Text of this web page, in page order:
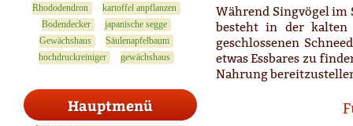
Rhododendron
kartoffel anpflanzen
Bodendecker
japanische segge
Gewächshaus
Säulenapfelbaum
hochdruckreiniger
gewächshaus
Hauptmenü
Während Singvögel im
besteht in der kalten
geschlossenen
etwas Essbares zu
Nahrung